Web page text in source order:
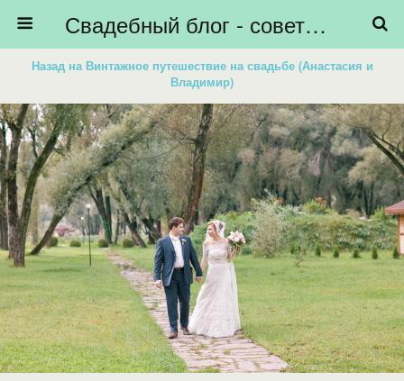
Свадебный блог - советы невестам, подготовка к свадьбе - HiBride
Назад на Винтажное путешествие на свадьбе (Анастасия и
Владимир)